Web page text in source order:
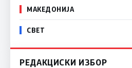
МАКЕДОНИЈА
СВЕТ
РЕДАКЦИСКИ ИЗБОР